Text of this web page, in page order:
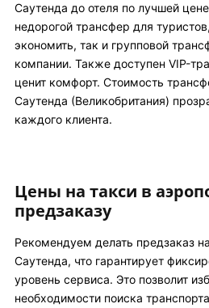
Саутенда до отеля по лучшей
недорогой трансфер для
экономить, так и групповой
компании. Также доступен VIP-
ценит комфорт. Стоимость
Саутенда (Великобритания)
каждого клиента.
Цены на такси в
предзаказу
Рекомендуем делать предзаказ
Саутенда, что гарантирует
уровень сервиса. Это позволит
необходимости поиска